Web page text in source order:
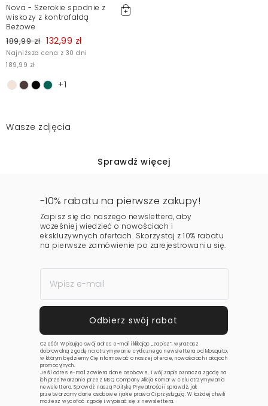
Nova - Szerokie spodnie z
wiskozy z kontrafałdą
Beżowe
189,99 zł 132,99 zł
Najniższa cena z 30 dni
189,99 zł
+1
Wasze zdjęcia
Sprawdź więcej
-10% rabatu na pierwsze zakupy!
Zapisz się do naszego newslettera, aby
wcześniej wiedzieć o nowościach i
ekskluzywnych ofertach. Skorzystaj z 10% rabatu
na pierwsze zamówienie po zarejestrowaniu się.
Cześć! Wpisując swój adres e-mail i klikając „zapisz”, wyrażasz
dobrowolną zgodę na otrzymywanie cyklicznego newslettera od Mosquito,
w którym będziemy Cię informować o naszej ofercie, nowościach i akcjach
promocyjnych.
Jeśli adres e-mail zawiera dane osobowe, Twój zapis oznacza zgodę na
ich przetwarzanie przez MSQ Company Alicja Komar w celu otrzymywania
newslettera. Sprawdź naszą Politykę Prywatnościi sprawdź, jak
przetwarzamy dane osobowe i jakie prawa Ci przysługują. W każdej chwili
możesz wycofać zgodę i wypisać się z newslettera.